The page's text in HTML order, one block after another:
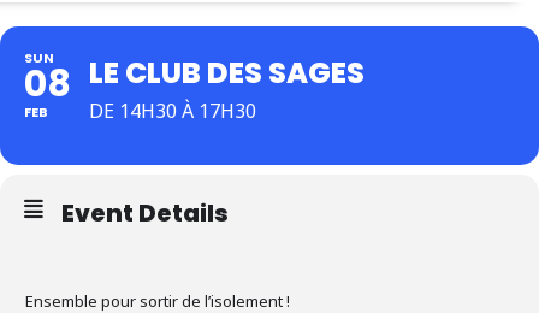
SUN
08
FEB
LE CLUB DES SAGES
DE 14H30 À 17H30
Event Details
Ensemble pour sortir de l’isolement !